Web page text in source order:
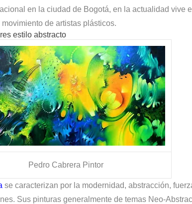
en la ciudad de Bogotá, en la actualidad vive
de artistas plásticos.
estilo abstracto
Pedro Cabrera Pintor
se caracterizan por la modernidad, abstracción,
Sus pinturas generalmente de temas Neo-